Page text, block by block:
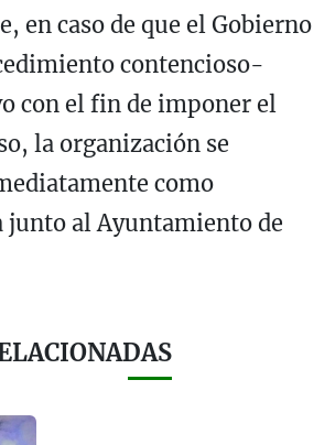
en caso de que el Gobierno
contencioso-
con el fin de imponer el
la organización se
como
junto al Ayuntamiento de